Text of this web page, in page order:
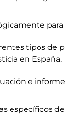
tipos de
en España.
e
específicos